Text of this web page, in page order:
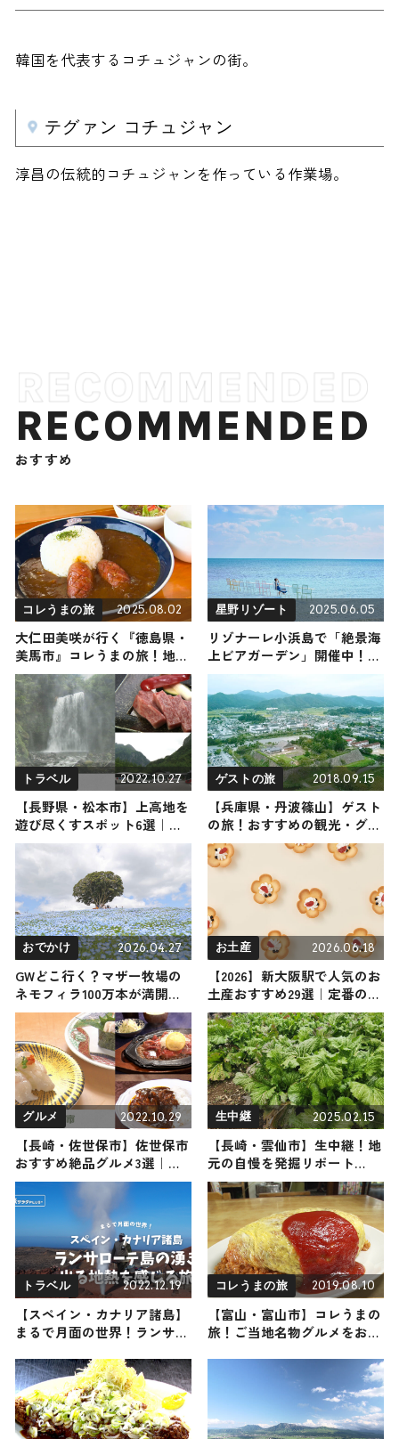
韓国を代表するコチュジャンの街。
テグァン コチュジャン
淳昌の伝統的コチュジャンを作っている作業場。
RECOMMENDED
おすすめ
コレうまの旅 2025.08.02
大仁田美咲が行く『徳島県・
美馬市』コレうまの旅！地元
の人おすすめのご当地名物グ
ルメ4選 2025年8月2日放送
星野リゾート 2025.06.05
リゾナーレ小浜島で「絶景海
上ビアガーデン」開催中！海
上の絶景カウンター席で乾杯
しよう
トラベル 2022.10.27
【長野県・松本市】上高地を
遊び尽くすスポット6選｜ア
クティビティから絶品グルメ
までご紹介
ゲストの旅 2018.09.15
【兵庫県・丹波篠山】ゲスト
の旅！おすすめの観光・グル
メをご紹介
おでかけ 2026.04.27
GWどこ行く？マザー牧場の
ネモフィラ100万本が満開！
丘一面を青に彩る絶景、見ご
ろは5月上旬まで / 千葉県富
津市
お土産 2026.06.18
【2026】新大阪駅で人気のお
土産おすすめ29選｜定番のお
菓子から限定商品・ばらまき
用・女性向けまで幅広く紹介
グルメ 2022.10.29
【長崎・佐世保市】佐世保市
おすすめ絶品グルメ3選｜肉
から魚まで味わえるラインナ
ップ
生中継 2025.02.15
【長崎・雲仙市】生中継！地
元の自慢を発掘リポート
2025年2月15日放送
トラベル 2022.12.19
【スペイン・カナリア諸島】
まるで月面の世界！ランサロ
る旅
コレうまの旅 2019.08.10
【富山・富山市】コレうまの
旅！ご当地名物グルメをお届